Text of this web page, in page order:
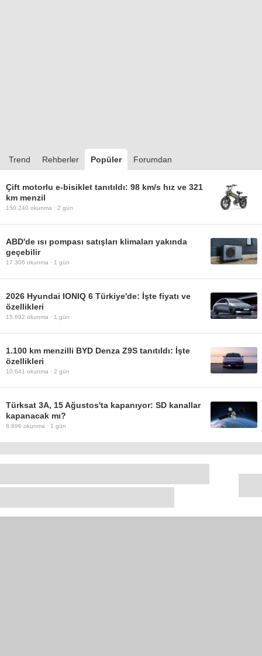
Trend Rehberler Popüler Forumdan
Çift motorlu e-bisiklet tanıtıldı: 98 km/s hız ve 321
km menzil
150.240 okunma · 2 gün
ABD'de ısı pompası satışları klimaları yakında
geçebilir
17.306 okunma · 1 gün
2026 Hyundai IONIQ 6 Türkiye'de: İşte fiyatı ve
özellikleri
15.692 okunma · 1 gün
1.100 km menzilli BYD Denza Z9S tanıtıldı: İşte
özellikleri
10.641 okunma · 2 gün
Türksat 3A, 15 Ağustos'ta kapanıyor: SD kanallar
kapanacak mı?
6.696 okunma · 1 gün